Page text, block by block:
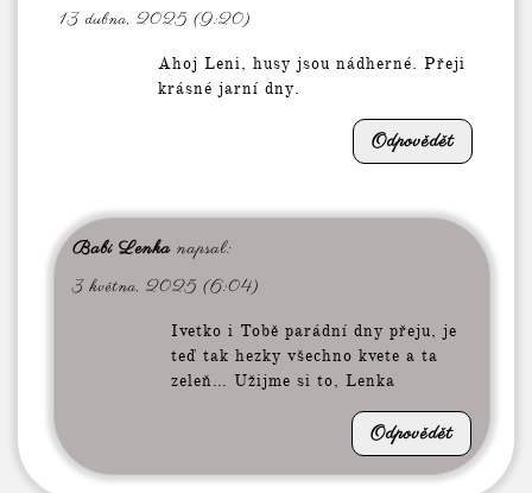
13 dubna, 2025 (9:20)
Ahoj Leni, husy jsou nádherné. Přeji
krásné jarní dny.
Odpovědět
Babi Lenka napsal:
3 května, 2025 (6:04)
Ivetko i Tobě parádní dny přeju, je
teď tak hezky všechno kvete a ta
zeleň… Užijme si to, Lenka
Odpovědět